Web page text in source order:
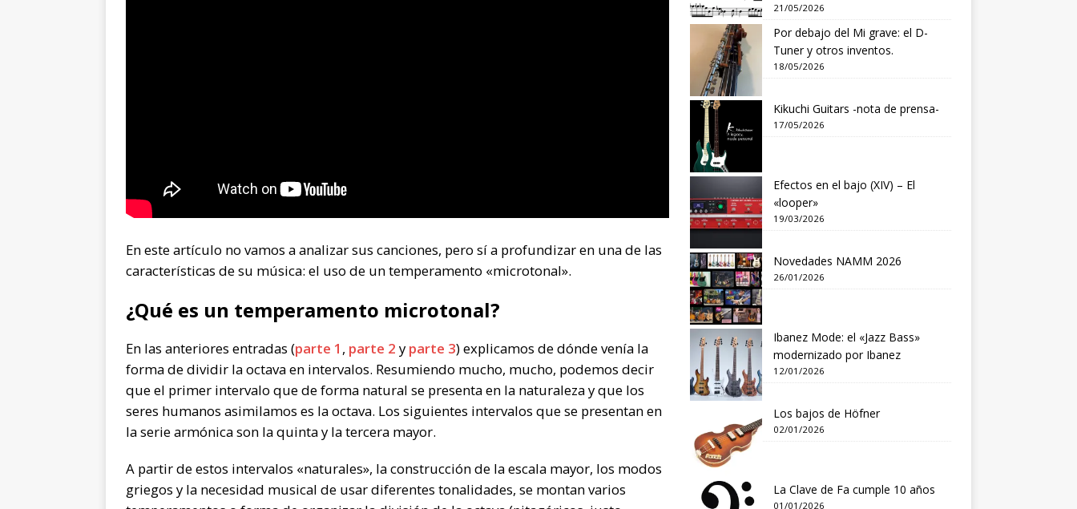
En este artículo no vamos a analizar sus canciones, pero sí a profundizar en una de las
características de su música: el uso de un temperamento «microtonal».
¿Qué es un temperamento microtonal?
En las anteriores entradas (parte 1 , parte 2 y parte 3) explicamos de dónde venía la
forma de dividir la octava en intervalos. Resumiendo mucho, mucho, podemos decir
que el primer intervalo que de forma natural se presenta en la naturaleza y que los
seres humanos asimilamos es la octava. Los siguientes intervalos que se presentan en
la serie armónica son la quinta y la tercera mayor.
A partir de estos intervalos «naturales», la construcción de la escala mayor, los modos
griegos y la necesidad musical de usar diferentes tonalidades, se montan varios
21/05/2026
Por debajo del Mi grave: el D-
Tuner y otros inventos.
18/05/2026
Kikuchi Guitars -nota de prensa-
17/05/2026
Efectos en el bajo (XIV) – El
«looper»
19/03/2026
Novedades NAMM 2026
26/01/2026
Ibanez Mode: el «Jazz Bass»
modernizado por Ibanez
12/01/2026
Los bajos de Höfner
02/01/2026
La Clave de Fa cumple 10 años
01/01/2026